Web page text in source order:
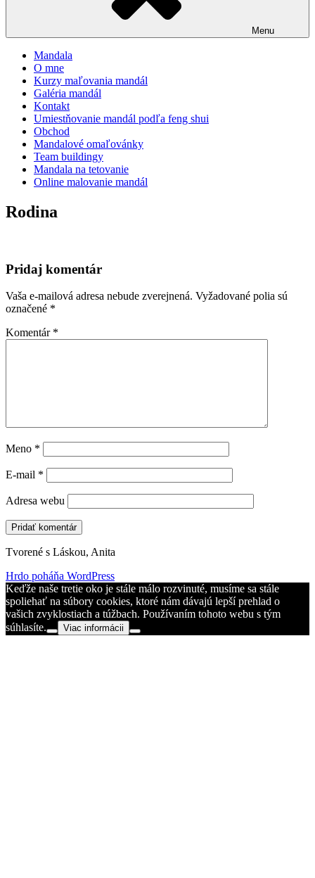
Menu
Mandala
O mne
Kurzy maľovania mandál
Galéria mandál
Kontakt
Umiestňovanie mandál podľa feng shui
Obchod
Mandalové omaľovánky
Team buildingy
Mandala na tetovanie
Online malovanie mandál
Rodina
Pridaj komentár
Vaša e-mailová adresa nebude zverejnená. Vyžadované polia sú
označené *
Komentár *
Meno *
E-mail *
Adresa webu
Tvorené s Láskou, Anita
Hrdo poháňa WordPress
Keďže naše tretie oko je stále málo rozvinuté, musíme sa stále
spoliehať na súbory cookies, ktoré nám dávajú lepší prehlad o
vašich zvyklostiach a túžbach. Používaním tohoto webu s tým
súhlasíte.
Viac informácii